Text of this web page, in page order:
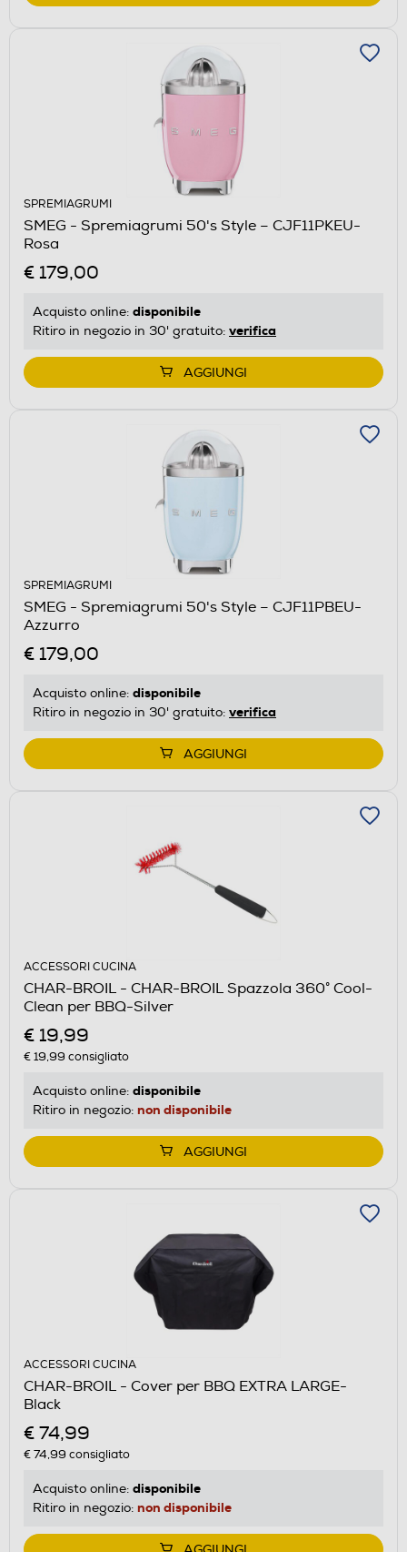
SPREMIAGRUMI
SMEG - Spremiagrumi 50's Style – CJF11PKEU-
Rosa
€ 179,00
Acquisto online: disponibile
Ritiro in negozio in 30' gratuito: verifica
AGGIUNGI
SPREMIAGRUMI
SMEG - Spremiagrumi 50's Style – CJF11PBEU-
Azzurro
€ 179,00
Acquisto online: disponibile
Ritiro in negozio in 30' gratuito: verifica
AGGIUNGI
ACCESSORI CUCINA
CHAR-BROIL - CHAR-BROIL Spazzola 360° Cool-
Clean per BBQ-Silver
€ 19,99
€ 19,99 consigliato
Acquisto online: disponibile
Ritiro in negozio: non disponibile
AGGIUNGI
ACCESSORI CUCINA
CHAR-BROIL - Cover per BBQ EXTRA LARGE-
Black
€ 74,99
€ 74,99 consigliato
Acquisto online: disponibile
Ritiro in negozio: non disponibile